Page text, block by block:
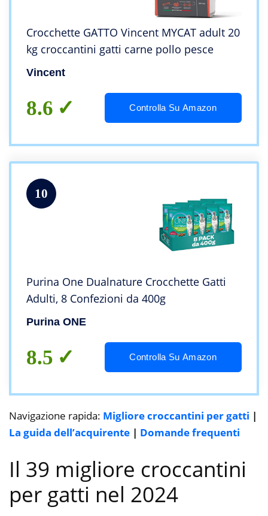
Crocchette GATTO Vincent MYCAT adult 20
kg croccantini gatti carne pollo pesce
Vincent
8.6 Controlla Su Amazon
10
Purina One Dualnature Crocchette Gatti
Adulti, 8 Confezioni da 400g
Purina ONE
8.5 Controlla Su Amazon
Navigazione rapida: Migliore croccantini per gatti |
La guida dell’acquirente | Domande frequenti
Il 39 migliore croccantini
per gatti nel 2024